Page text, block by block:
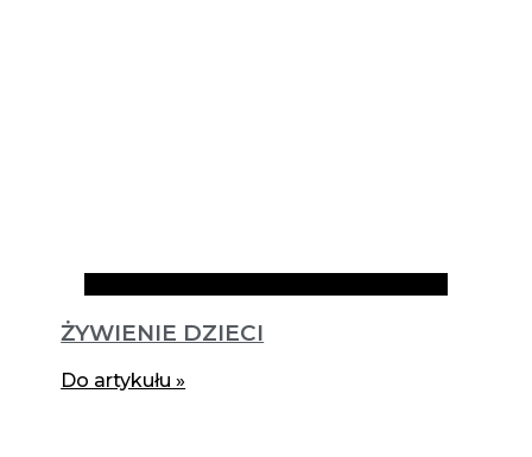
ŻYWIENIE DZIECI
Do artykułu »